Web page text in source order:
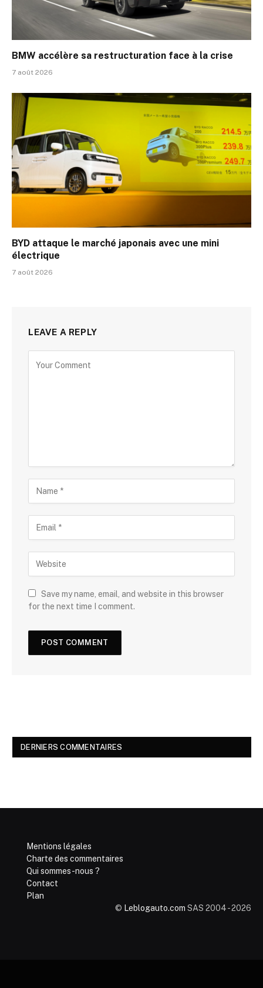
BMW accélère sa restructuration face à la crise
7 août 2026
BYD attaque le marché japonais avec une mini
électrique
7 août 2026
LEAVE A REPLY
Save my name, email, and website in this browser
for the next time I comment.
DERNIERS COMMENTAIRES
Mentions légales
Charte des commentaires
Qui sommes-nous ?
Contact
Plan
© Leblogauto.com SAS 2004 - 2026